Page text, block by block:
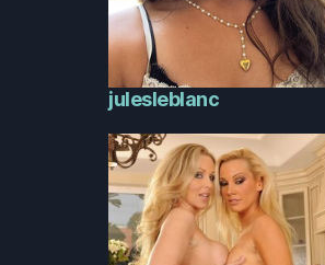
julesleblanc